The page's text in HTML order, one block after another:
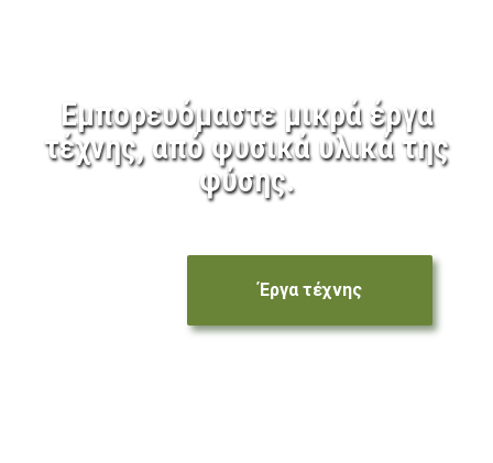
Εμπορευόμαστε μικρά έργα
τέχνης, από φυσικά υλικά της
φύσης.
Έργα τέχνης